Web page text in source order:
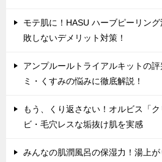
モテ肌に！HASU ハーブピーリン
敗しないデメリット対策！
アンプルールトライアルキットの
ミ・くすみの悩みに徹底解説！
もう、くり返さない！オルビス「
ビ・毛穴レスな垢抜け肌を実感
みんなの肌潤風呂の保湿力！湯上